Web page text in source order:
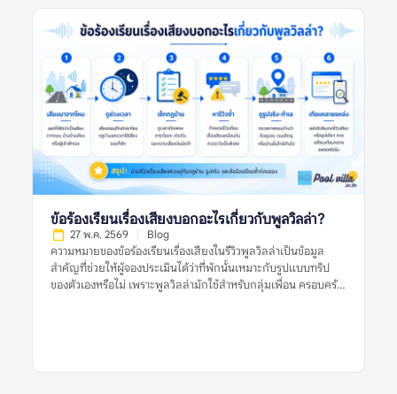
กัน ไม่ใช่ตัดสินจากรีวิวเดียว รูปเดียว หรือคำร้องเรียนเดียว ข้อร้อง
เรียนเรื่องค่าใช้จ่ายแฝงของพูลวิลล่าหมายถึงอะไร? ข้อร้องเรียน
เรื่องค่าใช้จ่ายแฝงของพูลวิลล่า หมายถึงรีวิวที่ผู้เข้าพักพูดถึงค่าใช้
จ่ายที่ไม่คาดคิดหรือไม่เข้าใจตั้งแต่แรก เช่น ราคาที่เห็นในประกาศ
ไม่ใช่ราคาสุทธิ มีค่าทำความสะอาดเพิ่ม มีค่าคนเกิน ค่าไฟ ค่าปรับ
เสียงดัง ค่าเตาปิ้งย่าง หรือค่าหักเงินมัดจำหลังเช็กเอาต์ คำว่า “ค่าใช้
จ่ายแฝง” ไม่ได้หมายความว่าทุกรายการเป็นการเอาเปรียบเสมอไป
บางรายการอาจเป็นค่าใช้จ่ายปกติของที่พัก แต่กลายเป็นปัญหา
เพราะสื่อสารไม่ชัดก่อนจอง หรือผู้เข้าพักไม่ได้อ่านเงื่อนไขให้ครบ
รีวิวที่มีประโยชน์ควรบอกชัดว่า ค่าใช้จ่ายนั้นคืออะไร ถูกแจ้งไว้ก่อน
หรือไม่ เกิดขึ้นเพราะเงื่อนไขใด และเจ้าของที่พักอธิบายอย่างไร หาก
รีวิวมีเพียงคำว่า “มีค่าใช้จ่ายแอบแฝง” แต่ไม่บอกบริบท ควรอ่าน
รีวิวอื่นประกอบก่อนสรุป ทำไมข้อร้องเรียนเรื่องค่าใช้จ่ายแฝงจึง
สำคัญ? พูลวิลล่ามักเป็นที่พักสำหรับกลุ่มเพื่อน ครอบครัว หรือ
หลายครอบครัวที่แชร์ค่าใช้จ่ายกัน หากมีค่าใช้จ่ายเพิ่มที่ไม่ได้
วางแผนไว้ อาจทำให้เกิดความไม่พอใจในกลุ่ม หรือทำให้งบประมาณ
จริงสูงกว่าที่คาด ข้อร้องเรียนเรื่องค่าใช้จ่ายแฝงของพูลวิลล่ายังช่วย
สะท้อนความโปร่งใสของที่พัก หากที่พักแจ้งราคาชัดเจน อธิบาย
ข้อร้องเรียนเรื่องเสียงบอกอะไรเกี่ยวกับพูลวิลล่า?
27 พ.ค. 2569 Blog
ความหมายของข้อร้องเรียนเรื่องเสียงในรีวิวพูลวิลล่าเป็นข้อมูล
สำคัญที่ช่วยให้ผู้จองประเมินได้ว่าที่พักนั้นเหมาะกับรูปแบบทริป
ของตัวเองหรือไม่ เพราะพูลวิลล่ามักใช้สำหรับกลุ่มเพื่อน ครอบครัว
ชัดเจนหรือไม่ ใช้เสียงได้ถึงกี่โมง และมีความเสี่ยงเรื่องค่าปรับหรือ